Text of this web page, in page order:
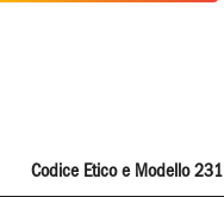
Codice Etico e Modello 231